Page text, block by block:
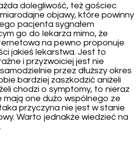
dolegliwość, też gościec
objawy, które powinny
pacjenta sygnałem
go do lekarza mimo, że
na pewno proponuje
jakieś lekarstwa. Jest to
i przyzwoiciej jest nie
przez dłuższy okres
bardziej zaszkodzić aniżeli
chodzi o symptomy, to nieraz
mają one dużo wspólnego ze
przyczyna nie jest w stanie
Warto jednakże wiedzieć na